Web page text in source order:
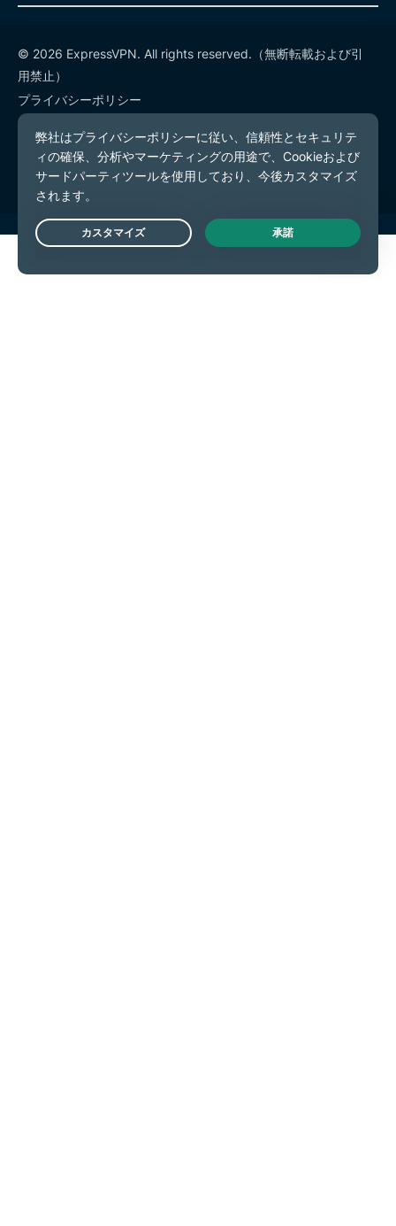
© 2026 ExpressVPN. All rights reserved.（無断転載および引
用禁止）
プライバシーポリシー
利用規約
Cookieの設定
Live Chat